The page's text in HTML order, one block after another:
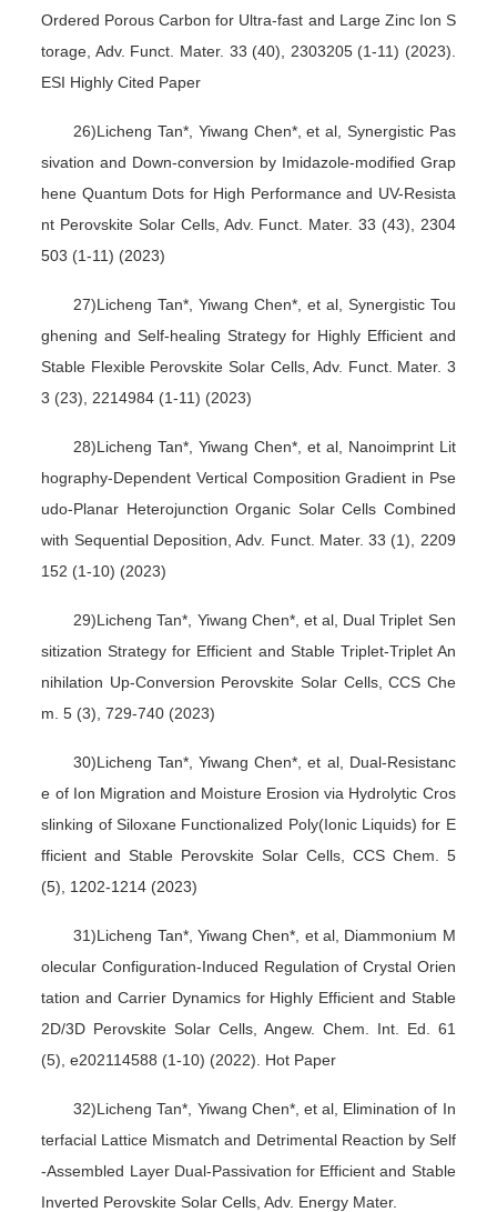
Ordered Porous Carbon for Ultra-fast and Large Zinc Ion S
torage, Adv. Funct. Mater. 33 (40), 2303205 (1-11) (2023).
ESI Highly Cited Paper
26)Licheng Tan*, Yiwang Chen*, et al, Synergistic Pas
sivation and Down-conversion by Imidazole-modified Grap
hene Quantum Dots for High Performance and UV-Resista
nt Perovskite Solar Cells, Adv. Funct. Mater. 33 (43), 2304
503 (1-11) (2023)
27)Licheng Tan*, Yiwang Chen*, et al, Synergistic Tou
ghening and Self-healing Strategy for Highly Efficient and
Stable Flexible Perovskite Solar Cells, Adv. Funct. Mater. 3
3 (23), 2214984 (1-11) (2023)
28)Licheng Tan*, Yiwang Chen*, et al, Nanoimprint Lit
hography-Dependent Vertical Composition Gradient in Pse
udo-Planar Heterojunction Organic Solar Cells Combined
with Sequential Deposition, Adv. Funct. Mater. 33 (1), 2209
152 (1-10) (2023)
29)Licheng Tan*, Yiwang Chen*, et al, Dual Triplet Sen
sitization Strategy for Efficient and Stable Triplet-Triplet An
nihilation Up-Conversion Perovskite Solar Cells, CCS Che
m. 5 (3), 729-740 (2023)
30)Licheng Tan*, Yiwang Chen*, et al, Dual-Resistanc
e of Ion Migration and Moisture Erosion via Hydrolytic Cros
slinking of Siloxane Functionalized Poly(Ionic Liquids) for E
fficient and Stable Perovskite Solar Cells, CCS Chem. 5
(5), 1202-1214 (2023)
31)Licheng Tan*, Yiwang Chen*, et al, Diammonium M
olecular Configuration-Induced Regulation of Crystal Orien
tation and Carrier Dynamics for Highly Efficient and Stable
2D/3D Perovskite Solar Cells, Angew. Chem. Int. Ed. 61
(5), e202114588 (1-10) (2022). Hot Paper
32)Licheng Tan*, Yiwang Chen*, et al, Elimination of In
terfacial Lattice Mismatch and Detrimental Reaction by Self
-Assembled Layer Dual-Passivation for Efficient and Stable
Inverted Perovskite Solar Cells, Adv. Energy Mater.